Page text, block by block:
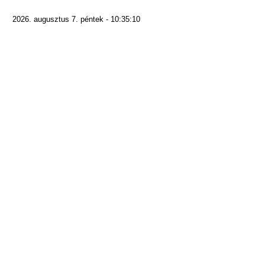
2026. augusztus 7. péntek - 10:35:10